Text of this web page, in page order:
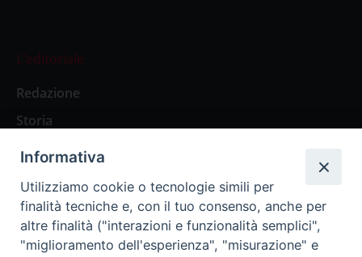
L’editoriale
Redazione
Storia
Abbonamenti
Abbonamento Annuale Digitale
Abbonamento Annuale Cartaceo
Informativa
Utilizziamo cookie o tecnologie simili per
finalità tecniche e, con il tuo consenso, anche per
altre finalità ("interazioni e funzionalità semplici",
"miglioramento dell'esperienza", "misurazione" e